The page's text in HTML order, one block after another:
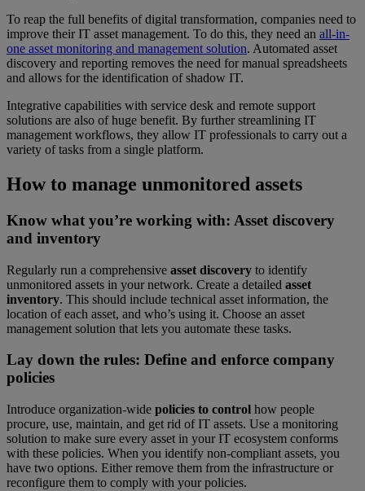
To reap the full benefits of digital transformation, companies need to
improve their IT asset management. To do this, they need an all-in-
one asset monitoring and management solution. Automated asset
discovery and reporting removes the need for manual spreadsheets
and allows for the identification of shadow IT.
Integrative capabilities with service desk and remote support
solutions are also of huge benefit. By further streamlining IT
management workflows, they allow IT professionals to carry out a
variety of tasks from a single platform.
How to manage unmonitored assets
Know what you’re working with: Asset discovery
and inventory
Regularly run a comprehensive asset discovery to identify
unmonitored assets in your network. Create a detailed asset
inventory. This should include technical asset information, the
location of each asset, and who’s using it. Choose an asset
management solution that lets you automate these tasks.
Lay down the rules: Define and enforce company
policies
Introduce organization-wide policies to control how people
procure, use, maintain, and get rid of IT assets. Use a monitoring
solution to make sure every asset in your IT ecosystem conforms
with these policies. When you identify non-compliant assets, you
have two options. Either remove them from the infrastructure or
reconfigure them to comply with your policies.